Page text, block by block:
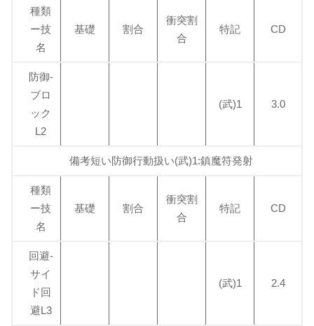
種類
ー技
名
基礎 割合
衝突割
合
特記 CD
防御-
ブロ
ック
L2
(武)1 3.0
備考短い防御行動扱い(武)1:鎮魔符発射
種類
ー技
名
基礎 割合
衝突割
合
特記 CD
回避-
サイ
ド回
避L3
(武)1 2.4